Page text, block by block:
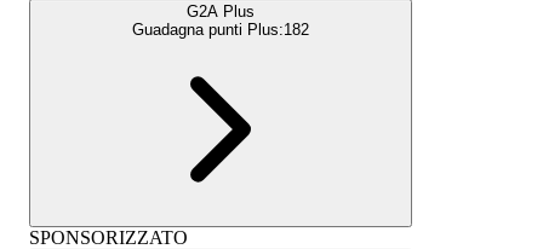
G2A Plus
Guadagna punti Plus:182
SPONSORIZZATO